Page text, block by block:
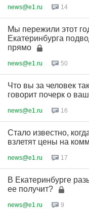
news@e1.ru 14
Мы пережили этот
Екатеринбурга
прямо
news@e1.ru 50
Что вы за человек
говорит почерк о
news@e1.ru 16
Стало известно,
взлетят цены на
news@e1.ru 17
В Екатеринбурге
ее получит?
news@e1.ru 9